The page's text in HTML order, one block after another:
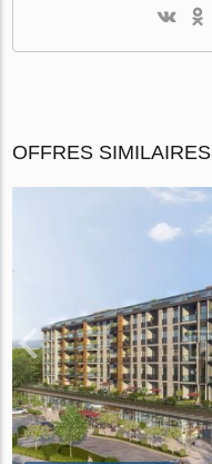
OFFRES SIMILAIRES